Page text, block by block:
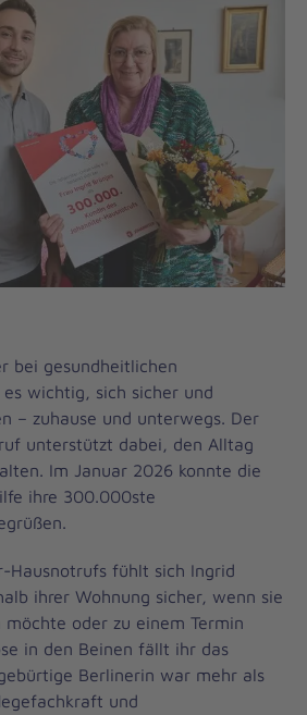
bei gesundheitlichen
wichtig, sich sicher und
– zuhause und unterwegs. Der
unterstützt dabei, den Alltag
Im Januar 2026 konnte die
ihre 300.000ste
Hausnotrufs fühlt sich Ingrid
ihrer Wohnung sicher, wenn sie
oder zu einem Termin
in den Beinen fällt ihr das
Berlinerin war mehr als
und